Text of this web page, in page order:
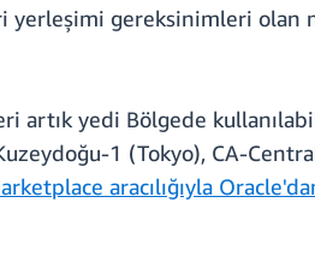
yerleşimi gereksinimleri olan
artık yedi Bölgede
1 (Tokyo), CA-
aracılığıyla